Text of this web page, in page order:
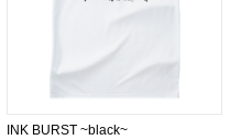
INK BURST ~black~